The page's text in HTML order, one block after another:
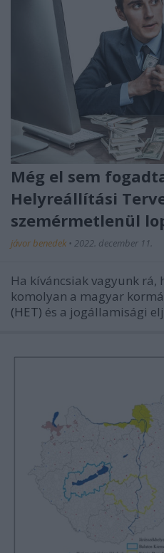
Még el sem
Helyreállítási
szemérmetlenül
jávor benedek • 2022. december 11.
Ha kíváncsiak vagyunk
komolyan a magyar
(HET) és a jogállamisági